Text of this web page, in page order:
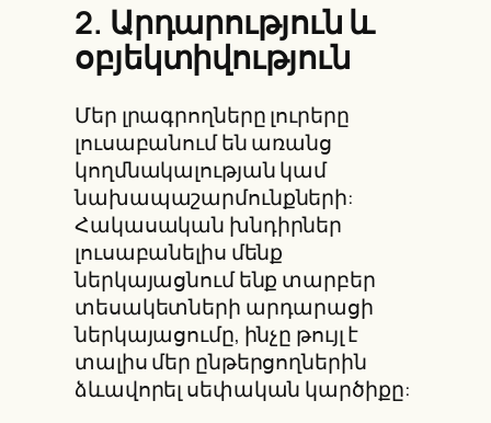
2. Արդարություն և
օբյեկտիվություն
Մեր լրագրողները լուրերը
լուսաբանում են առանց
կողմնակալության կամ
նախապաշարմունքների:
Հակասական խնդիրներ
լուսաբանելիս մենք
ներկայացնում ենք տարբեր
տեսակետների արդարացի
ներկայացումը, ինչը թույլ է
տալիս մեր ընթերցողներին
ձևավորել սեփական կարծիքը: